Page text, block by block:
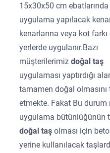
15x30x50 cm
uygulama yapılacak
kenarlarına veya kot farkı
yerlerde uygulanır.Bazı
müşterilerimizdoğal taş
uygulaması yaptırdığı
tamamen doğal olmasını
etmekte. Fakat Bu durum
uygulama bütünlüğünün
doğal taşolması için
yerine kullanılacak